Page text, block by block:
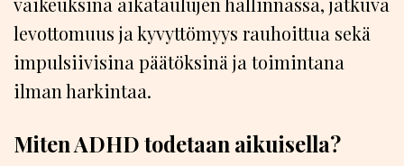
levottomuus ja kyvyttömyys rauhoittua sekä
impulsiivisina päätöksinä ja toimintana
ilman harkintaa.
Miten ADHD todetaan aikuisella?